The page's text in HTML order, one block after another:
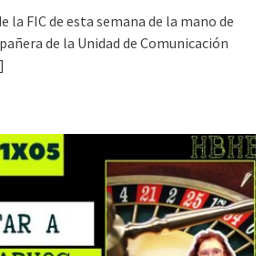
la FIC de esta semana de la mano de
de la Unidad de Comunicación